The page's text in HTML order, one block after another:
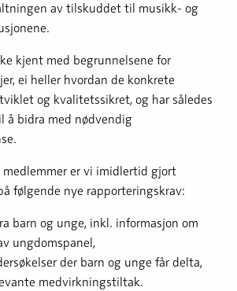
av tilskuddet til musikk- og
kjent med begrunnelsene for
ei heller hvordan de konkrete
og kvalitetssikret, og har således
å bidra med nødvendig
medlemmer er vi imidlertid gjort
følgende nye rapporteringskrav:
barn og unge, inkl. informasjon om
ungdomspanel,
der barn og unge får delta,
medvirkningstiltak.